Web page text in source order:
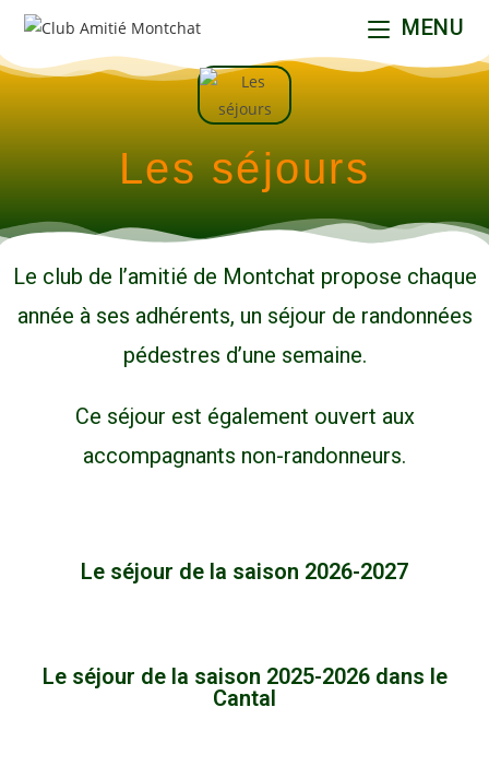
MENU
Les séjours
Le club de l’amitié de Montchat propose chaque
année à ses adhérents, un séjour de randonnées
pédestres d’une semaine.
Ce séjour est également ouvert aux
accompagnants non-randonneurs.
Le séjour de la saison 2026-2027
Le séjour de la saison 2025-2026 dans le
Cantal